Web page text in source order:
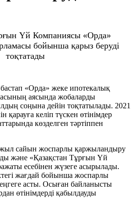
«Орда» жеке ипотекалық
аясында жобаларды
соңына дейін тоқтатылады. 2021
келіп түскен өтінімдер
көзделген тәртіппен
сайын жоспарлы қаржыландыру
және «Қазақстан Тұрғын Үй
есебінен жүзеге асырылады.
жағдай бойынша жоспарлы
асты. Осыған байланысты
өтінімдерді қабылдауды